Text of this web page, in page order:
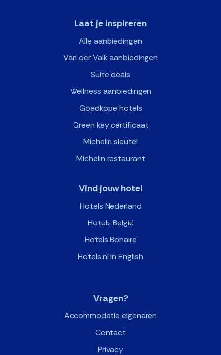
Laat je inspireren
Alle aanbiedingen
Van der Valk aanbiedingen
Suite deals
Wellness aanbiedingen
Goedkope hotels
Green key certificaat
Michelin sleutel
Michelin restaurant
Vind jouw hotel
Hotels Nederland
Hotels België
Hotels Bonaire
Hotels.nl in English
>
Vragen?
Accommodatie eigenaren
Contact
Privacy